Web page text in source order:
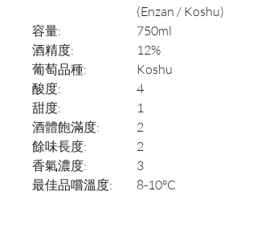
(Enzan / Koshu)
容量:
750ml
酒精度:
12%
葡萄品種:
Koshu
酸度:
4
甜度:
1
酒體飽滿度:
2
餘味長度:
2
香氣濃度:
3
最佳品嚐溫度:
8-10°C